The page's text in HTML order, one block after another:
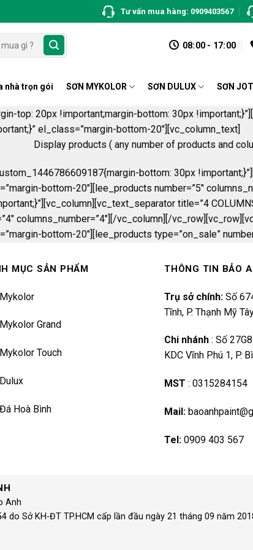
Tư vấn mua hàng: 0909403567
08:00 - 17:00
nhà trọn gói SƠN MYKOLOR SƠN DULUX SƠN
top: 20px !important;margin-bottom: 30px
el_class=”margin-bottom-20″][vc_column_text]
Display products ( any number of products and
bottom: 30px
bottom-20″][lee_products number=”5″
title=”4
columns_number=”4″][/vc_column][/
bottom-20″][lee_products type=”on_sale”
MỤC SẢN PHẨM
Grand
Touch
Hoà Bình
THÔNG TIN BẢO
Trụ sở chính: Số
Tĩnh, P. Thạnh Mỹ
Chi nhánh : Số
KDC Vĩnh Phú 1, P.
MST : 0315284154
Mail:
Tel: 0909 403 567
Anh
do Sở KH-ĐT TP.HCM cấp lần đầu ngày 21 tháng 09 năm